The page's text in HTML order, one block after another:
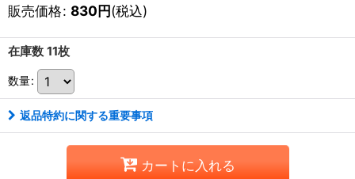
販売価格: 830円(税込)
在庫数 11枚
数量:
返品特約に関する重要事項
カートに入れる